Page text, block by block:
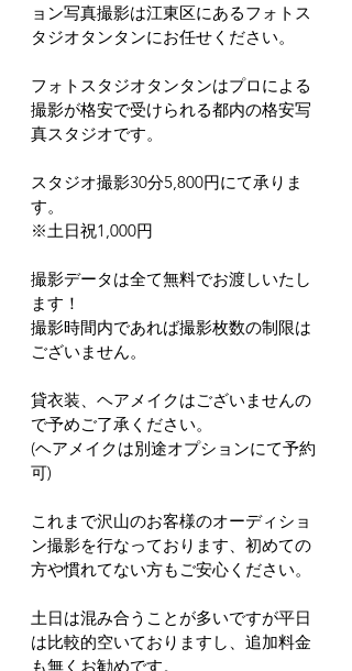
ョン写真撮影は江東区にあるフォトス
タジオタンタンにお任せください。
フォトスタジオタンタンはプロによる
撮影が格安で受けられる都内の格安写
真スタジオです。
スタジオ撮影30分5,800円にて承りま
す。
※土日祝1,000円
撮影データは全て無料でお渡しいたし
ます！
撮影時間内であれば撮影枚数の制限は
ございません。
貸衣装、ヘアメイクはございませんの
で予めご了承ください。
(ヘアメイクは別途オプションにて予約
可)
これまで沢山のお客様のオーディショ
ン撮影を行なっております、初めての
方や慣れてない方もご安心ください。
土日は混み合うことが多いですが平日
は比較的空いておりますし、追加料金
も無くお勧めです。